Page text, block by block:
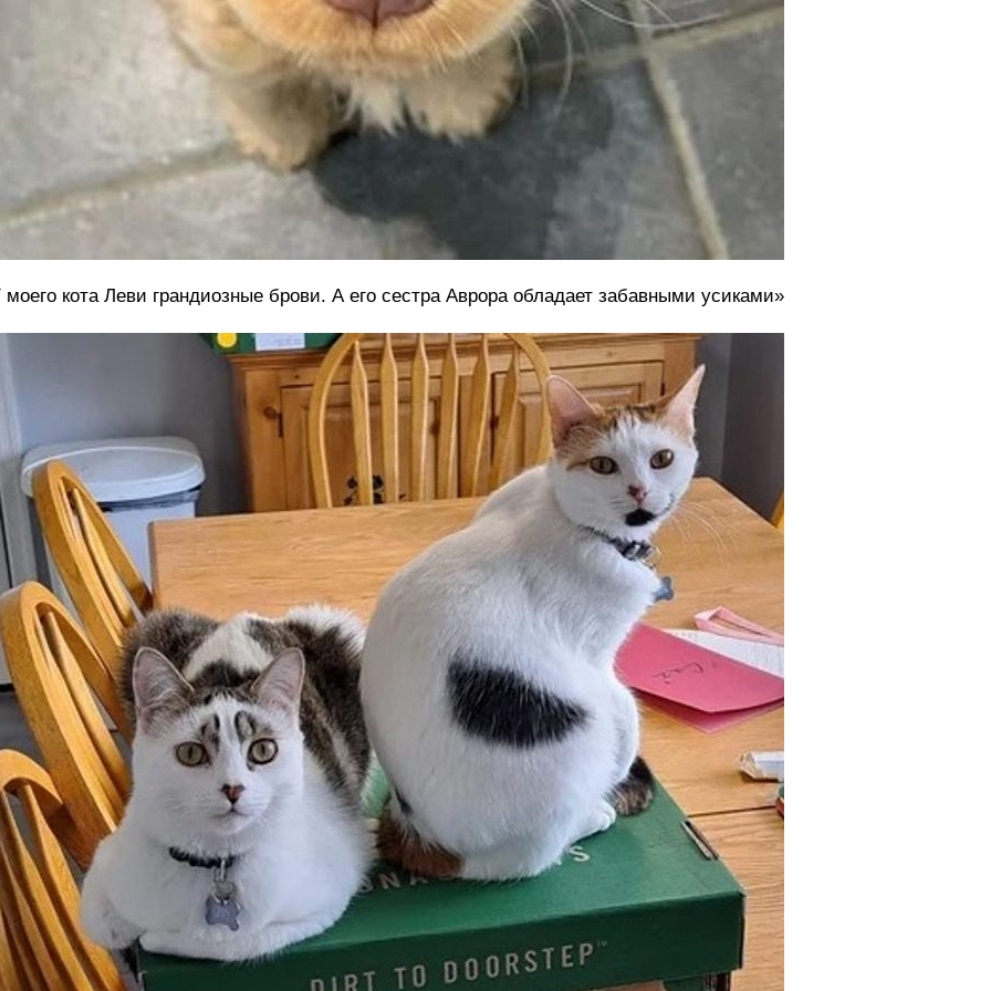
моего кота Леви грандиозные брови. А его сестра Аврора обладает забавными усиками»